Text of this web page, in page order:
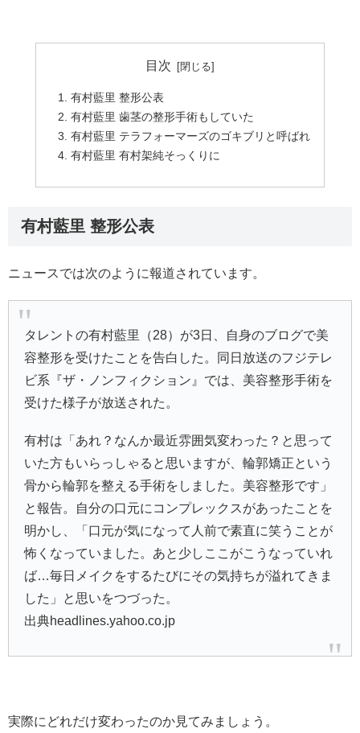
目次
有村藍里 整形公表
有村藍里 歯茎の整形手術もしていた
有村藍里 テラフォーマーズのゴキブリと呼ばれ
有村藍里 有村架純そっくりに
有村藍里 整形公表
ニュースでは次のように報道されています。
タレントの有村藍里
（28）が3日、自身のブログで美
容整形を受けたことを告白した。同日放送のフジテレ
ビ系『ザ・ノンフィクション 』では、美容整形手術を
受けた様子が放送された。
有村は「あれ？なんか最近雰囲気変わった？と思って
いた方もいらっしゃると思いますが、輪郭矯正という
骨から輪郭を整える手術をしました。美容整形です」
と報告。自分の口元にコンプレックスがあったことを
明かし、「口元が気になって人前で素直に笑うことが
怖くなっていました。あと少しここがこうなっていれ
ば…毎日メイクをするたびにその気持ちが溢れてきま
した」と思いをつづった。
出典headlines.yahoo.co.jp
実際にどれだけ変わったのか見てみましょう。